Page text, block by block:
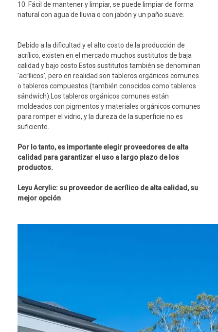
10. Fácil de mantener y limpiar, se puede limpiar de forma
natural con agua de lluvia o con jabón y un paño suave.
Debido a la dificultad y el alto costo de la producción de
acrílico, existen en el mercado muchos sustitutos de baja
calidad y bajo costo.Estos sustitutos también se denominan
'acrílicos', pero en realidad son tableros orgánicos comunes
o tableros compuestos (también conocidos como tableros
sándwich).Los tableros orgánicos comunes están
moldeados con pigmentos y materiales orgánicos comunes
para romper el vidrio, y la dureza de la superficie no es
suficiente.
Por lo tanto, es importante elegir proveedores de alta
calidad para garantizar el uso a largo plazo de los
productos.
Leyu Acrylic: su proveedor de acrílico de alta calidad, su
mejor opción